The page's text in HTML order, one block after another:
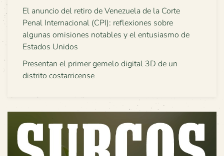
El anuncio del retiro de Venezuela de la Corte
Penal Internacional (CPI): reflexiones sobre
algunas omisiones notables y el entusiasmo de
Estados Unidos
Presentan el primer gemelo digital 3D de un
distrito costarricense